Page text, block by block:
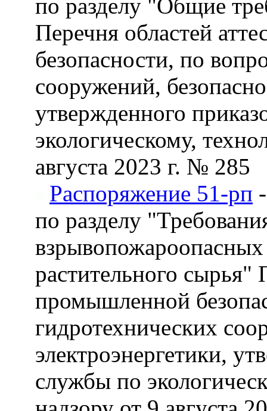
по разделу "Общие
Перечня областей
безопасности, по
сооружений,
утвержденного
экологическому,
августа 2023 г. № 285
Распоряжение 51-рп
по разделу
взрывопожароопасных
растительного сырья"
промышленной
гидротехнических
электроэнергетики,
службы по